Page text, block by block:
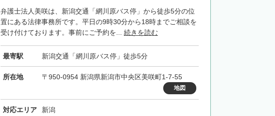
弁護士法人美咲は、新潟交通「網川原バス停」から徒歩5分の位
置にある法律事務所です。平日の9時30分から18時までご相談を
受け付けております。事前にご予約を... 続きを読む
最寄駅 新潟交通「網川原バス停」徒歩5分
所在地 〒950-0954 新潟県新潟市中央区美咲町1-7-55
地図
対応エリア 新潟